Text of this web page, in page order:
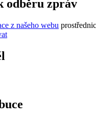
odběru zpráv
z našeho webu